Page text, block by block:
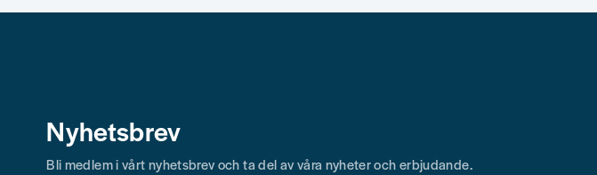
Nyhetsbrev
Bli medlem i vårt nyhetsbrev och ta del av våra nyheter och erbjudande.